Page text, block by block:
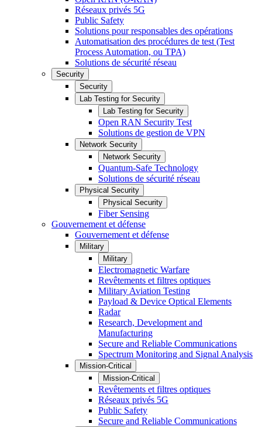
Réseaux privés 5G
Public Safety
Solutions pour responsables des opérations
Automatisation des procédures de test (Test
Process Automation, ou TPA)
Solutions de sécurité réseau
Security
Security
Lab Testing for Security
Lab Testing for Security
Open RAN Security Test
Solutions de gestion de VPN
Network Security
Network Security
Quantum-Safe Technology
Solutions de sécurité réseau
Physical Security
Physical Security
Fiber Sensing
Gouvernement et défense
Gouvernement et défense
Military
Military
Electromagnetic Warfare
Revêtements et filtres optiques
Military Aviation Testing
Payload & Device Optical Elements
Radar
Research, Development and
Manufacturing
Secure and Reliable Communications
Spectrum Monitoring and Signal Analysis
Mission-Critical
Mission-Critical
Revêtements et filtres optiques
Réseaux privés 5G
Public Safety
Secure and Reliable Communications